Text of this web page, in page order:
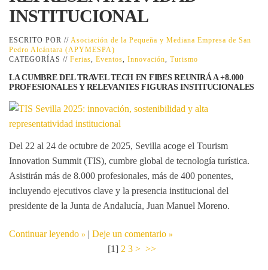
INSTITUCIONAL
ESCRITO POR // Asociación de la Pequeña y Mediana Empresa de San
Pedro Alcántara (APYMESPA)
CATEGORÍAS // Ferias, Eventos, Innovación, Turismo
LA CUMBRE DEL TRAVEL TECH EN FIBES REUNIRÁ A +8.000
PROFESIONALES Y RELEVANTES FIGURAS INSTITUCIONALES
Del 22 al 24 de octubre de 2025, Sevilla acoge el Tourism
Innovation Summit (TIS), cumbre global de tecnología turística.
Asistirán más de 8.000 profesionales, más de 400 ponentes,
incluyendo ejecutivos clave y la presencia institucional del
presidente de la Junta de Andalucía, Juan Manuel Moreno.
Continuar leyendo | Deje un comentario
[1] 2 3 > >>